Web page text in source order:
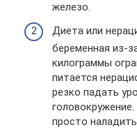
железо.
Диета или
беременная из-
килограммы
питается
резко падать
просто